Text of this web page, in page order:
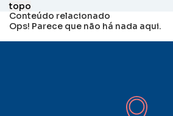
topo
Conteúdo relacionado
Ops! Parece que não há nada aqui.